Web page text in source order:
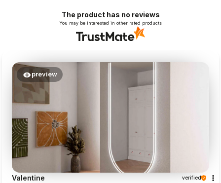
The product has no reviews
You may be interested in other rated products
preview
Valentine verified